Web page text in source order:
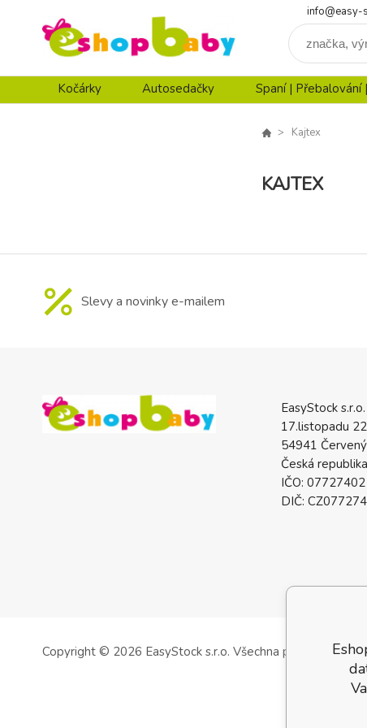
info@easy-
Kočárky Autosedačky Spaní | Přebalování
Kajtex
KAJTEX
Slevy a novinky e-mailem
EasyStock s.r.o.
17.listopadu
54941
Česká republika
IČO: 07727402
DIČ:
Copyright © 2026 EasyStock s.r.o. Všechna práva